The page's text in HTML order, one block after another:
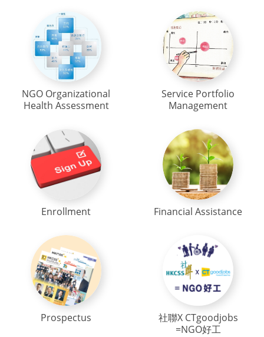
NGO Organizational
Health Assessment
Service Portfolio
Management
Enrollment Financial Assistance
Prospectus
社聯X CTgoodjobs
=NGO好工